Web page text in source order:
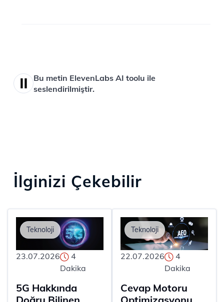
Bu metin ElevenLabs AI toolu ile
seslendirilmiştir.
İlginizi Çekebilir
23.07.2026
4
Dakika
5G Hakkında
Teknoloji
22.07.2026
4
Dakika
Cevap Motoru
Teknoloji